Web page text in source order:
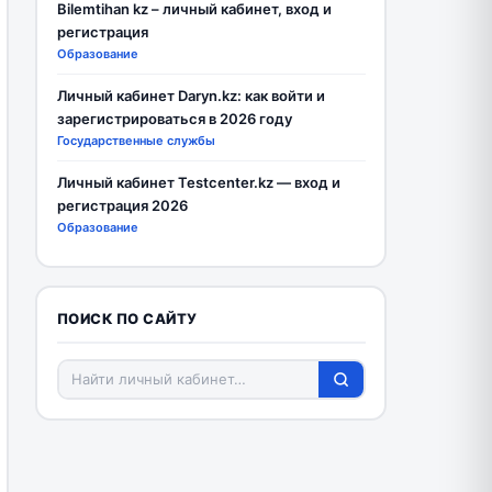
Bilemtihan kz – личный кабинет, вход и
регистрация
Образование
Личный кабинет Daryn.kz: как войти и
зарегистрироваться в 2026 году
Государственные службы
Личный кабинет Testcenter.kz — вход и
регистрация 2026
Образование
ПОИСК ПО САЙТУ